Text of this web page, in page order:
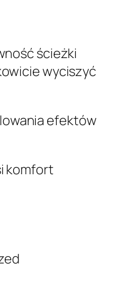
ścieżki
wyciszyć
efektów
komfort